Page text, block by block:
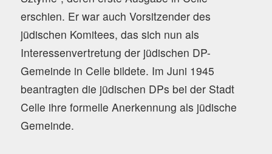
erschien. Er war auch Vorsitzender des
jüdischen Komitees, das sich nun als
Interessenvertretung der jüdischen DP-
Gemeinde in Celle bildete. Im Juni 1945
beantragten die jüdischen DPs bei der Stadt
Celle ihre formelle Anerkennung als jüdische
Gemeinde.